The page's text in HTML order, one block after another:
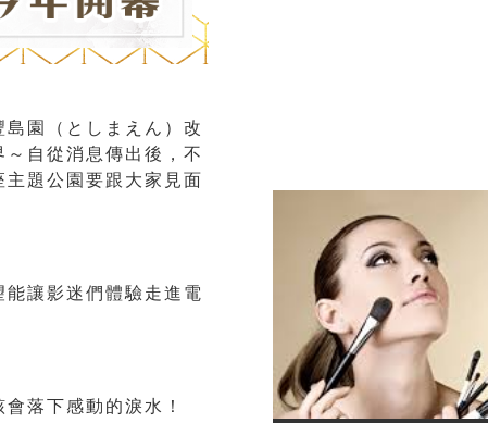
園（としまえん）改
自從消息傳出後，不
題公園要跟大家見面
讓影迷們體驗走進電
落下感動的淚水！